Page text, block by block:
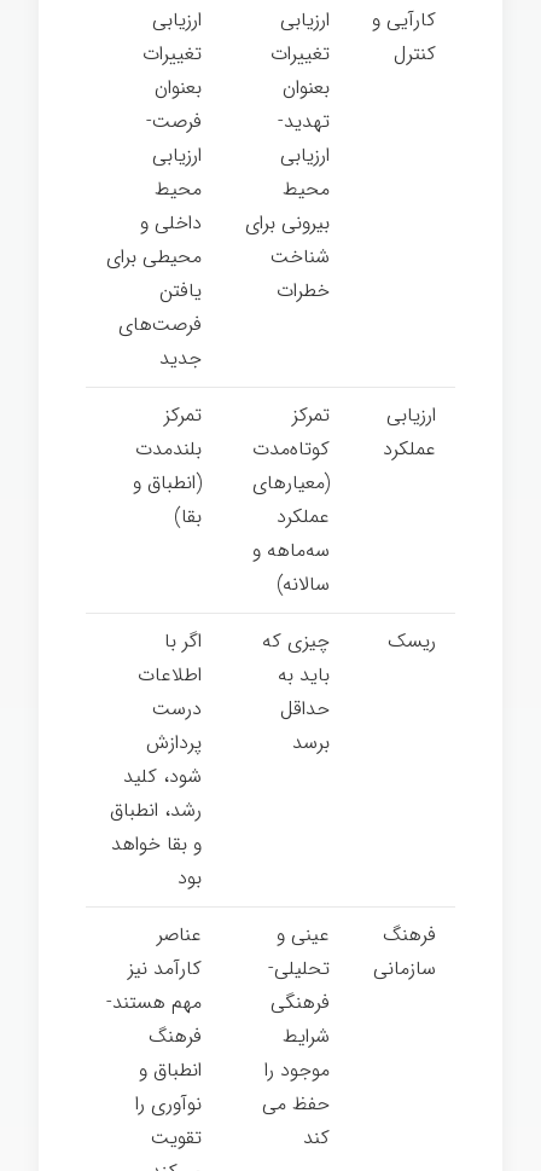
کارآیی و
کنترل
ارزیابی
تغییرات
بعنوان
تهدید-
ارزیابی
محیط
بیرونی برای
شناخت
خطرات
ارزیابی
تغییرات
بعنوان
فرصت-
ارزیابی
محیط
داخلی و
محیطی برای
یافتن
فرصت­‌های
جدید
ارزیابی
عملکرد
تمرکز
کوتاه‌مدت
(معیارهای
عملکرد
سه‌ماهه و
سالانه)
تمرکز
بلندمدت
(انطباق و
بقا)
ریسک
چیزی که
باید به
حداقل
برسد
اگر با
اطلاعات
درست
پردازش
شود، کلید
رشد، انطباق
و بقا خواهد
بود
فرهنگ
سازمانی
عینی و
تحلیلی-
فرهنگی
شرایط
موجود را
حفظ می­‌
کند
عناصر
کارآمد نیز
مهم هستند-
فرهنگ
انطباق و
نوآوری را
تقویت